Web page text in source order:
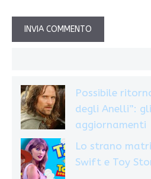
Possibile
degli Anelli”:
aggiornamenti
Lo strano
Swift e Toy